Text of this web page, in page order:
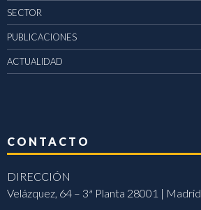
SECTOR
PUBLICACIONES
ACTUALIDAD
CONTACTO
DIRECCIÓN
Velázquez, 64 – 3ª Planta 28001 | Madrid